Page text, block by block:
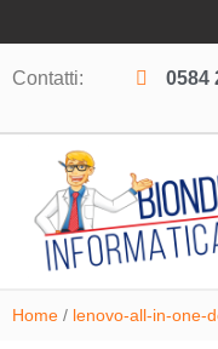
Contatti: 0584
Home / lenovo-all-in-one-